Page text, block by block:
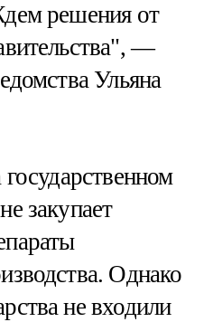
решения от
—
Ульяна
закупает
Однако
не входили